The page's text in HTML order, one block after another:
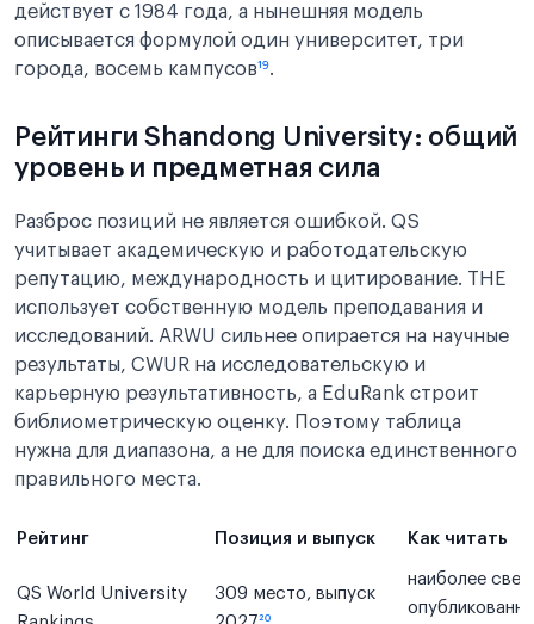
действует с 1984 года, а нынешняя модель
описывается формулой один университет, три
города, восемь кампусов¹⁹.
Рейтинги Shandong University: общий
уровень и предметная сила
Разброс позиций не является ошибкой. QS
учитывает академическую и работодательскую
репутацию, международность и цитирование. THE
использует собственную модель преподавания и
исследований. ARWU сильнее опирается на научные
результаты, CWUR на исследовательскую и
карьерную результативность, а EduRank строит
библиометрическую оценку. Поэтому таблица
нужна для диапазона, а не для поиска единственного
правильного места.
Рейтинг Позиция и выпуск Как читать
QS World University
309 место, выпуск
наиболее